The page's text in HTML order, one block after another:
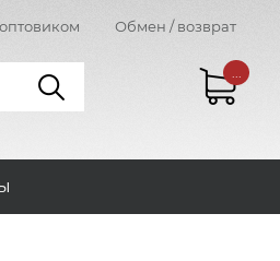
Обмен / возврат
...